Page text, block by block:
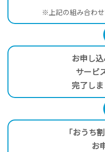
※上記の組み合わせ
お申し
サービ
完了し
「おうち
お